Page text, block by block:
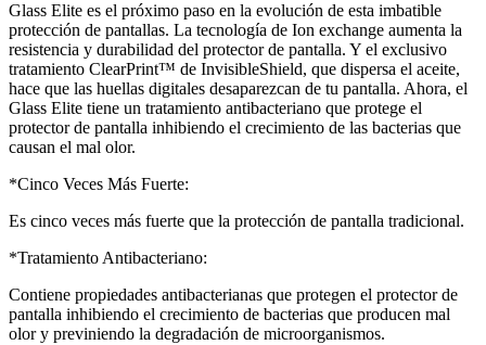
Glass Elite es el próximo paso en la evolución de esta imbatible
protección de pantallas. La tecnología de Ion exchange aumenta la
resistencia y durabilidad del protector de pantalla. Y el exclusivo
tratamiento ClearPrint™ de InvisibleShield, que dispersa el aceite,
hace que las huellas digitales desaparezcan de tu pantalla. Ahora, el
Glass Elite tiene un tratamiento antibacteriano que protege el
protector de pantalla inhibiendo el crecimiento de las bacterias que
causan el mal olor.
*Cinco Veces Más Fuerte:
Es cinco veces más fuerte que la protección de pantalla tradicional.
*Tratamiento Antibacteriano:
Contiene propiedades antibacterianas que protegen el protector de
pantalla inhibiendo el crecimiento de bacterias que producen mal
olor y previniendo la degradación de microorganismos.